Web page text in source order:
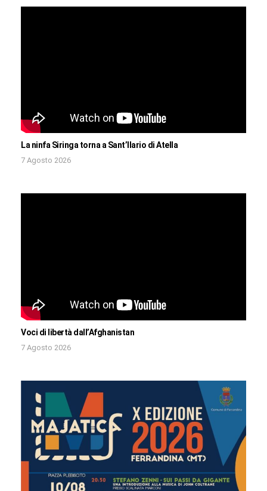
La ninfa Siringa torna a Sant’Ilario di Atella
7 Agosto 2026
Voci di libertà dall’Afghanistan
7 Agosto 2026